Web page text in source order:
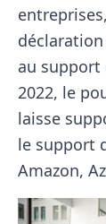
déclaration
au support
2022, le
laisse
le support
Amazon,